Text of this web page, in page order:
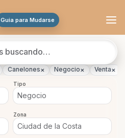
Guia para Mudarse
Canelones× Negocio× Venta×
Tipo
Zona